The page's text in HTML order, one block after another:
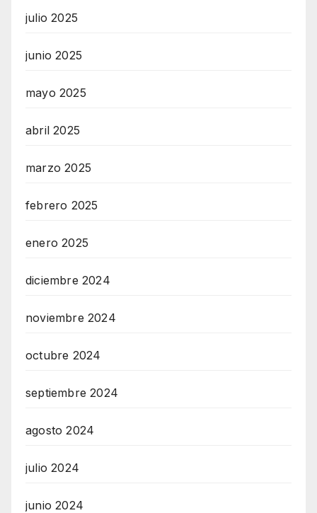
julio 2025
junio 2025
mayo 2025
abril 2025
marzo 2025
febrero 2025
enero 2025
diciembre 2024
noviembre 2024
octubre 2024
septiembre 2024
agosto 2024
julio 2024
junio 2024